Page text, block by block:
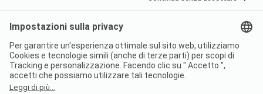
Camping De Sangershoeve
Camping De Schaapskooi
Camping De Shelter
Camping De Sibbe
Camping De Slamme